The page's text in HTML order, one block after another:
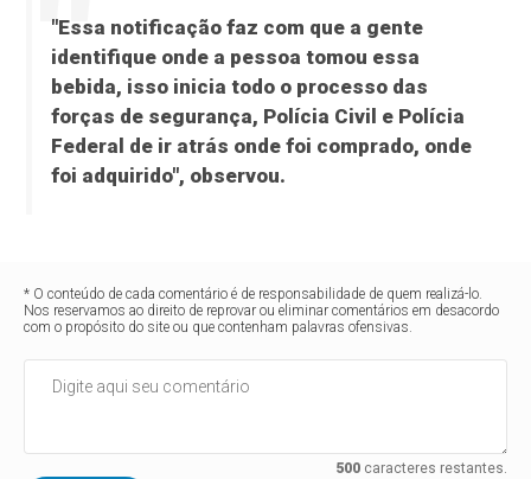
"Essa notificação faz com que a gente
identifique onde a pessoa tomou essa
bebida, isso inicia todo o processo das
forças de segurança, Polícia Civil e Polícia
Federal de ir atrás onde foi comprado, onde
foi adquirido", observou.
* O conteúdo de cada comentário é de responsabilidade de quem realizá-lo.
Nos reservamos ao direito de reprovar ou eliminar comentários em desacordo
com o propósito do site ou que contenham palavras ofensivas.
500caracteres restantes.